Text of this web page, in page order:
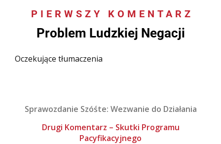
PIERWSZY KOMENTARZ
Problem Ludzkiej Negacji
Oczekujące tłumaczenia
Sprawozdanie Szóśte: Wezwanie do Działania
Drugi Komentarz – Skutki Programu
Pacyfikacyjnego